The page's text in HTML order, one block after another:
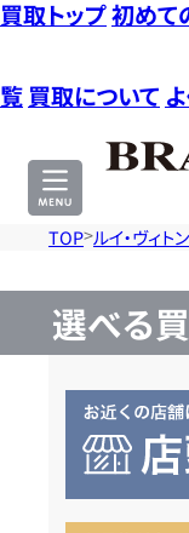
買取トップ初めて
覧 買取について
TOP ルイ・ヴィト
選べる